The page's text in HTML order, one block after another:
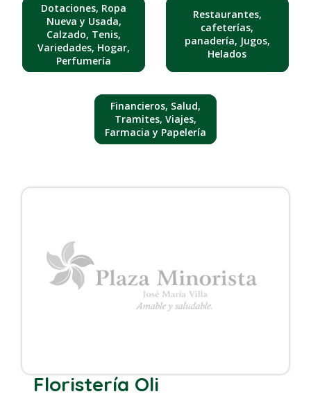
Dotaciones, Ropa
Nueva y Usada,
Calzado, Tenis,
Variedades, Hogar,
Perfumería
Restaurantes,
cafeterías,
panadería, Jugos,
Helados
Financieros, Salud,
Tramites, Viajes,
Farmacia y Papelería
Floristería Oli